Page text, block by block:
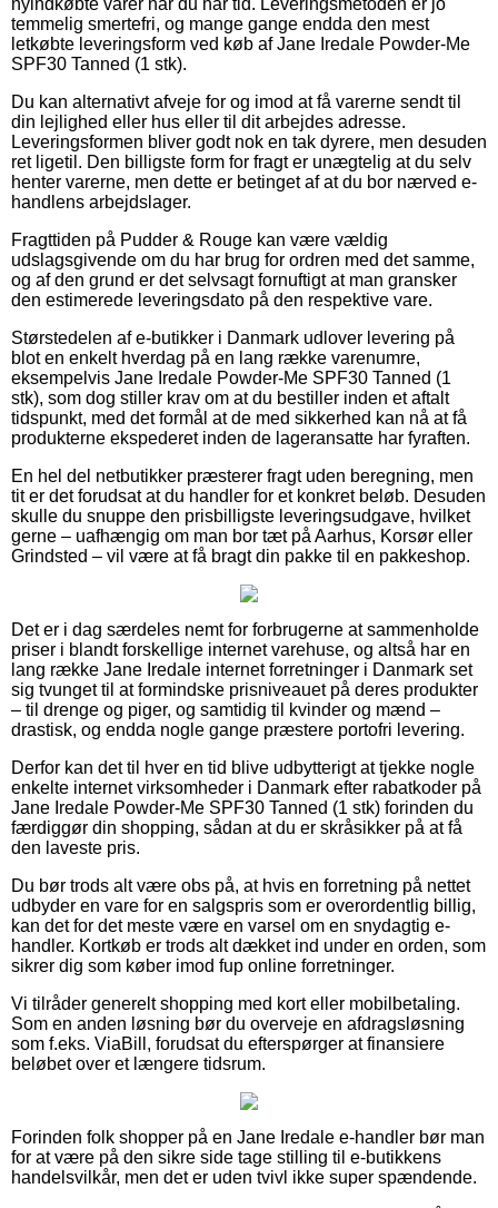
temmelig smertefri, og mange gange endda den mest
letkøbte leveringsform ved køb af Jane Iredale Powder-Me
SPF30 Tanned (1 stk).
Du kan alternativt afveje for og imod at få varerne sendt til
din lejlighed eller hus eller til dit arbejdes adresse.
Leveringsformen bliver godt nok en tak dyrere, men desuden
ret ligetil. Den billigste form for fragt er unægtelig at du selv
henter varerne, men dette er betinget af at du bor nærved e-
handlens arbejdslager.
Fragttiden på Pudder & Rouge kan være vældig
udslagsgivende om du har brug for ordren med det samme,
og af den grund er det selvsagt fornuftigt at man gransker
den estimerede leveringsdato på den respektive vare.
Størstedelen af e-butikker i Danmark udlover levering på
blot en enkelt hverdag på en lang række varenumre,
eksempelvis Jane Iredale Powder-Me SPF30 Tanned (1
stk), som dog stiller krav om at du bestiller inden et aftalt
tidspunkt, med det formål at de med sikkerhed kan nå at få
produkterne ekspederet inden de lageransatte har fyraften.
En hel del netbutikker præsterer fragt uden beregning, men
tit er det forudsat at du handler for et konkret beløb. Desuden
skulle du snuppe den prisbilligste leveringsudgave, hvilket
gerne – uafhængig om man bor tæt på Aarhus, Korsør eller
Grindsted – vil være at få bragt din pakke til en pakkeshop.
Det er i dag særdeles nemt for forbrugerne at sammenholde
priser i blandt forskellige internet varehuse, og altså har en
lang række Jane Iredale internet forretninger i Danmark set
sig tvunget til at formindske prisniveauet på deres produkter
– til drenge og piger, og samtidig til kvinder og mænd –
drastisk, og endda nogle gange præstere portofri levering.
Derfor kan det til hver en tid blive udbytterigt at tjekke nogle
enkelte internet virksomheder i Danmark efter rabatkoder på
Jane Iredale Powder-Me SPF30 Tanned (1 stk) forinden du
færdiggør din shopping, sådan at du er skråsikker på at få
den laveste pris.
Du bør trods alt være obs på, at hvis en forretning på nettet
udbyder en vare for en salgspris som er overordentlig billig,
kan det for det meste være en varsel om en snydagtig e-
handler. Kortkøb er trods alt dækket ind under en orden, som
sikrer dig som køber imod fup online forretninger.
Vi tilråder generelt shopping med kort eller mobilbetaling.
Som en anden løsning bør du overveje en afdragsløsning
som f.eks. ViaBill, forudsat du efterspørger at finansiere
beløbet over et længere tidsrum.
Forinden folk shopper på en Jane Iredale e-handler bør man
for at være på den sikre side tage stilling til e-butikkens
handelsvilkår, men det er uden tvivl ikke super spændende.